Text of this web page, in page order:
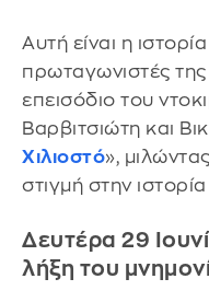
Αυτή είναι η
πρωταγωνιστές
επεισόδιο του
Βαρβιτσιώτη και
Χιλιοστό»,
στιγμή στην
Δευτέρα 29
λήξη του